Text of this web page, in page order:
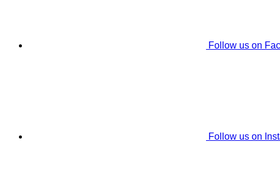
Follow us on
Follow us on